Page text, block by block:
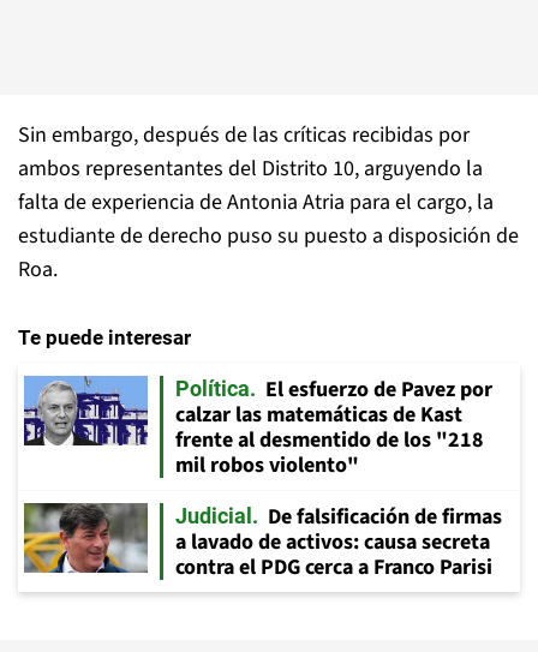
Sin embargo, después de las críticas recibidas por
ambos representantes del Distrito 10, arguyendo la
falta de experiencia de Antonia Atria para el cargo, la
estudiante de derecho puso su puesto a disposición de
Roa.
Te puede interesar
Política
El esfuerzo de Pavez por
calzar las matemáticas de Kast
frente al desmentido de los "218
mil robos violento"
Judicial
De falsificación de firmas
a lavado de activos: causa secreta
contra el PDG cerca a Franco Parisi